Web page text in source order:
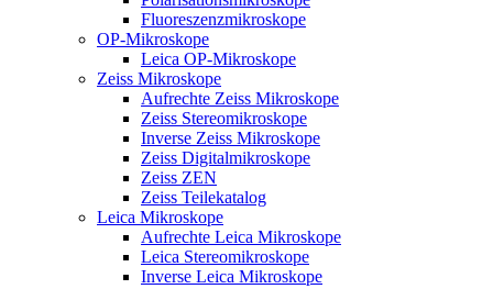
Fluoreszenzmikroskope
OP-Mikroskope
Leica OP-Mikroskope
Zeiss Mikroskope
Aufrechte Zeiss Mikroskope
Zeiss Stereomikroskope
Inverse Zeiss Mikroskope
Zeiss Digitalmikroskope
Zeiss ZEN
Zeiss Teilekatalog
Leica Mikroskope
Aufrechte Leica Mikroskope
Leica Stereomikroskope
Inverse Leica Mikroskope